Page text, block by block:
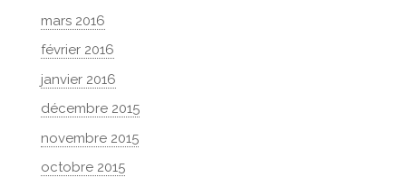
mars 2016
février 2016
janvier 2016
décembre 2015
novembre 2015
octobre 2015